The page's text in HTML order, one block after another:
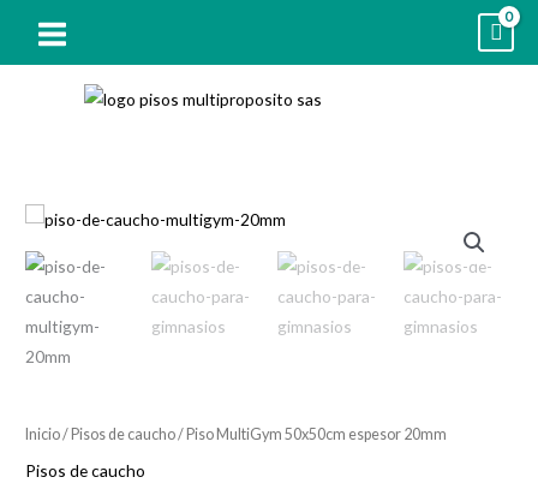
Inicio/ Pisos de caucho/ Piso MultiGym 50x50cm espesor 20mm
Pisos de caucho
Piso
MultiGym
50x50cm
espesor
20mm
cantidad